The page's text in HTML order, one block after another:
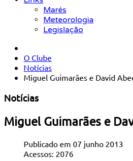
Marés
Meteorologia
Legislação
O Clube
Notícias
Miguel Guimarães e David
Notícias
Miguel Guimarães e
Publicado em 07 junho 2013
Acessos: 2076